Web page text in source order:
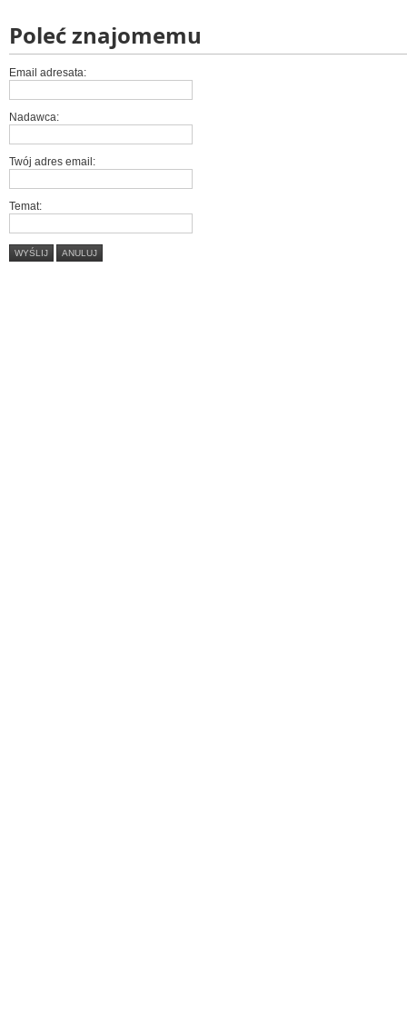
Poleć znajomemu
Email adresata:
Nadawca:
Twój adres email:
Temat:
WYŚLIJ ANULUJ